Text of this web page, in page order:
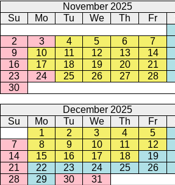
November 2025
Su
Mo Tu We Th Fr
2
3 4 5 6 7
9
10 11 12 13 14
16
17 18 19 20 21
23
24 25 26 27 28
30
December 2025
Su
Mo Tu We Th Fr
1
2 3 4 5
7
8 9 10 11 12
14
15 16 17 18 19
21
22 23 24 25 26
28
29 30 31